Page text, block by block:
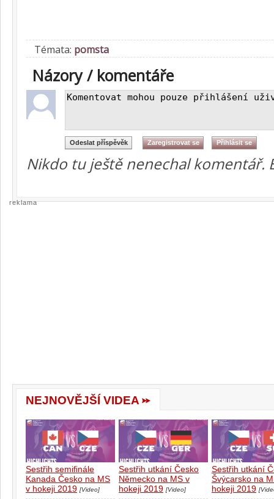
Témata: pomsta
Názory / komentáře
Nikdo tu ještě nenechal komentář.
reklama
NEJNOVĚJŠÍ VIDEA
Sestřih semifinále
Kanada Česko na MS
v hokeji 2019 [Video]
Sestřih utkání Česko
Německo na MS v
hokeji 2019 [Video]
Sestřih utkání
Švýcarsko na
hokeji 2019